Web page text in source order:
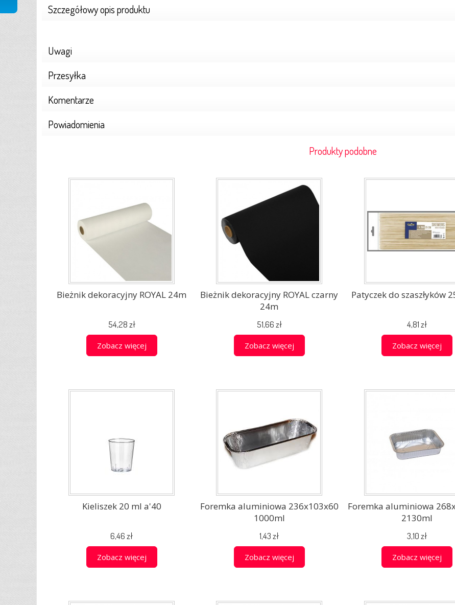
Szczegółowy opis produktu
Uwagi
Przesyłka
Komentarze
Powiadomienia
Produkty podobne
Bieżnik dekoracyjny ROYAL 24m
54,28 zł
Zobacz więcej
Bieżnik dekoracyjny ROYAL czarny
24m
51,66 zł
Zobacz więcej
Patyczek do szaszłyków
4,81 zł
Zobacz więcej
Kieliszek 20 ml a'40
6,46 zł
Zobacz więcej
Foremka aluminiowa 236x103x60
1000ml
1,43 zł
Zobacz więcej
Foremka aluminiowa
2130ml
3,10 zł
Zobacz więcej